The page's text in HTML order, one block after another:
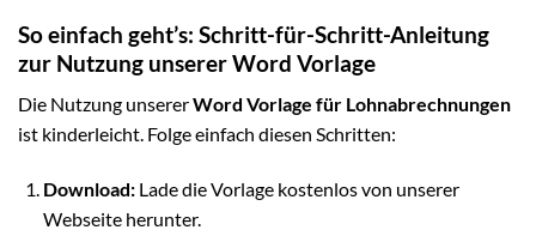
So einfach geht’s: Schritt-für-Schritt-Anleitung
zur Nutzung unserer Word Vorlage
Die Nutzung unsererWord Vorlage für Lohnabrechnungen
ist kinderleicht. Folge einfach diesen Schritten:
Download:Lade die Vorlage kostenlos von unserer
Webseite herunter.